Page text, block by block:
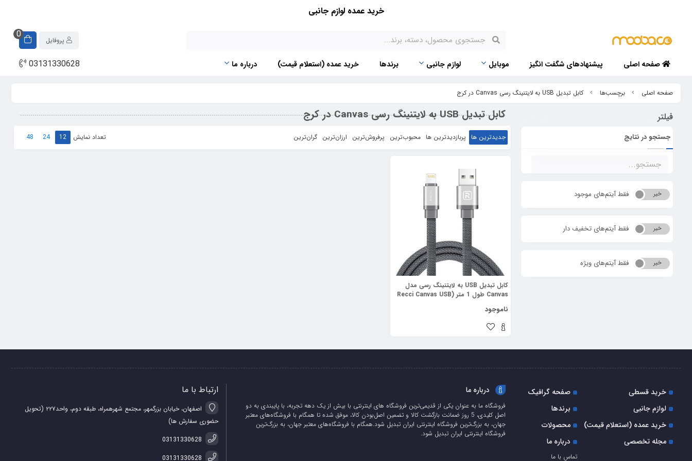
خرید عمده لوازم جانبی
0
صفحه اصلی پیشنهادهای شگفت انگیز موبایل لوازم جانبی برندها خرید عمده (استعلام قیمت) درباره ما 03131330628
صفحه اصلی برچسب‌ها کابل تبدیل USB به لایتنینگ رسی Canvas در کرج
فیلتر
جستجو در نتایج
بله خیر فقط آیتم‌های موجود
بله خیر فقط آیتم‌های تخفیف دار
بله خیر فقط آیتم‌های ویژه
کابل تبدیل USB به لایتنینگ رسی Canvas در کرج
جدیدترین ها پربازدیدترین ها محبوب‌‌ترین پرفروش‌ترین ارزان‌ترین گران‌ترین تعداد نمایش 12
24
48
کابل تبدیل USB به لایتنینگ رسی مدل
Canvas طول 1 متر (Recci Canvas USB
ناموجود
خرید قسطی
صفحه گرافیک
لوازم جانبی
برندها
خرید عمده (استعلام قیمت)
محصولات
مجله تخصصی
درباره ما
تماس با ما
درباره ما
فروشگاه ما به عنوان یکی از قدیمی‌ترین فروشگاه های اینترنتی با بیش از یک دهه تجربه، با پایبندی به دو
اصل کلیدی، 5 روز ضمانت بازگشت کالا و تضمین اصل‌بودن کالا، موفق شده تا همگام با فروشگاه‌های معتبر
جهان، به بزرگ‌ترین فروشگاه اینترنتی ایران تبدیل شود.همگام با فروشگاه‌های معتبر جهان، به بزرگ‌ترین
فروشگاه اینترنتی ایران تبدیل شود.
ارتباط با ما
اصفهان، خیابان بزرگمهر، مجتمع شهرهمراه، طبقه دوم، واحد۲۲۷ (تحویل
حضوری سفارش ها)
03131330628
03131330628